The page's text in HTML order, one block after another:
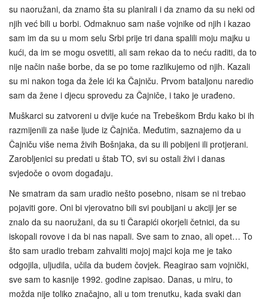
su naoružani, da znamo šta su planirali i da znamo da su neki od
njih već bili u borbi. Odmaknuo sam naše vojnike od njih i kazao
sam im da su u mom selu Srbi prije tri dana spalili moju majku u
kući, da im se mogu osvetiti, ali sam rekao da to neću raditi, da to
nije način naše borbe, da se po tome razlikujemo od njih. Kazali
su mi nakon toga da žele ići ka Čajniču. Prvom bataljonu naredio
sam da žene i djecu sprovedu za Čajniče, i tako je urađeno.
Muškarci su zatvoreni u dvije kuće na Trebeškom Brdu kako bi ih
razmijenili za naše ljude iz Čajniča. Međutim, saznajemo da u
Čajniču više nema živih Bošnjaka, da su ili pobijeni ili protjerani.
Zarobljenici su predati u štab TO, svi su ostali živi i danas
svjedoče o ovom događaju.
Ne smatram da sam uradio nešto posebno, nisam se ni trebao
pojaviti gore. Oni bi vjerovatno bili svi poubijani u akciji jer se
znalo da su naoružani, da su ti Čarapići okorjeli četnici, da su
iskopali rovove i da bi nas napali. Sve sam to znao, ali opet… To
što sam uradio trebam zahvaliti mojoj majci koja me je tako
odgojila, uljudila, učila da budem čovjek. Reagirao sam vojnički,
sve sam to kasnije 1992. godine zapisao. Danas, u miru, to
možda nije toliko značajno, ali u tom trenutku, kada svaki dan